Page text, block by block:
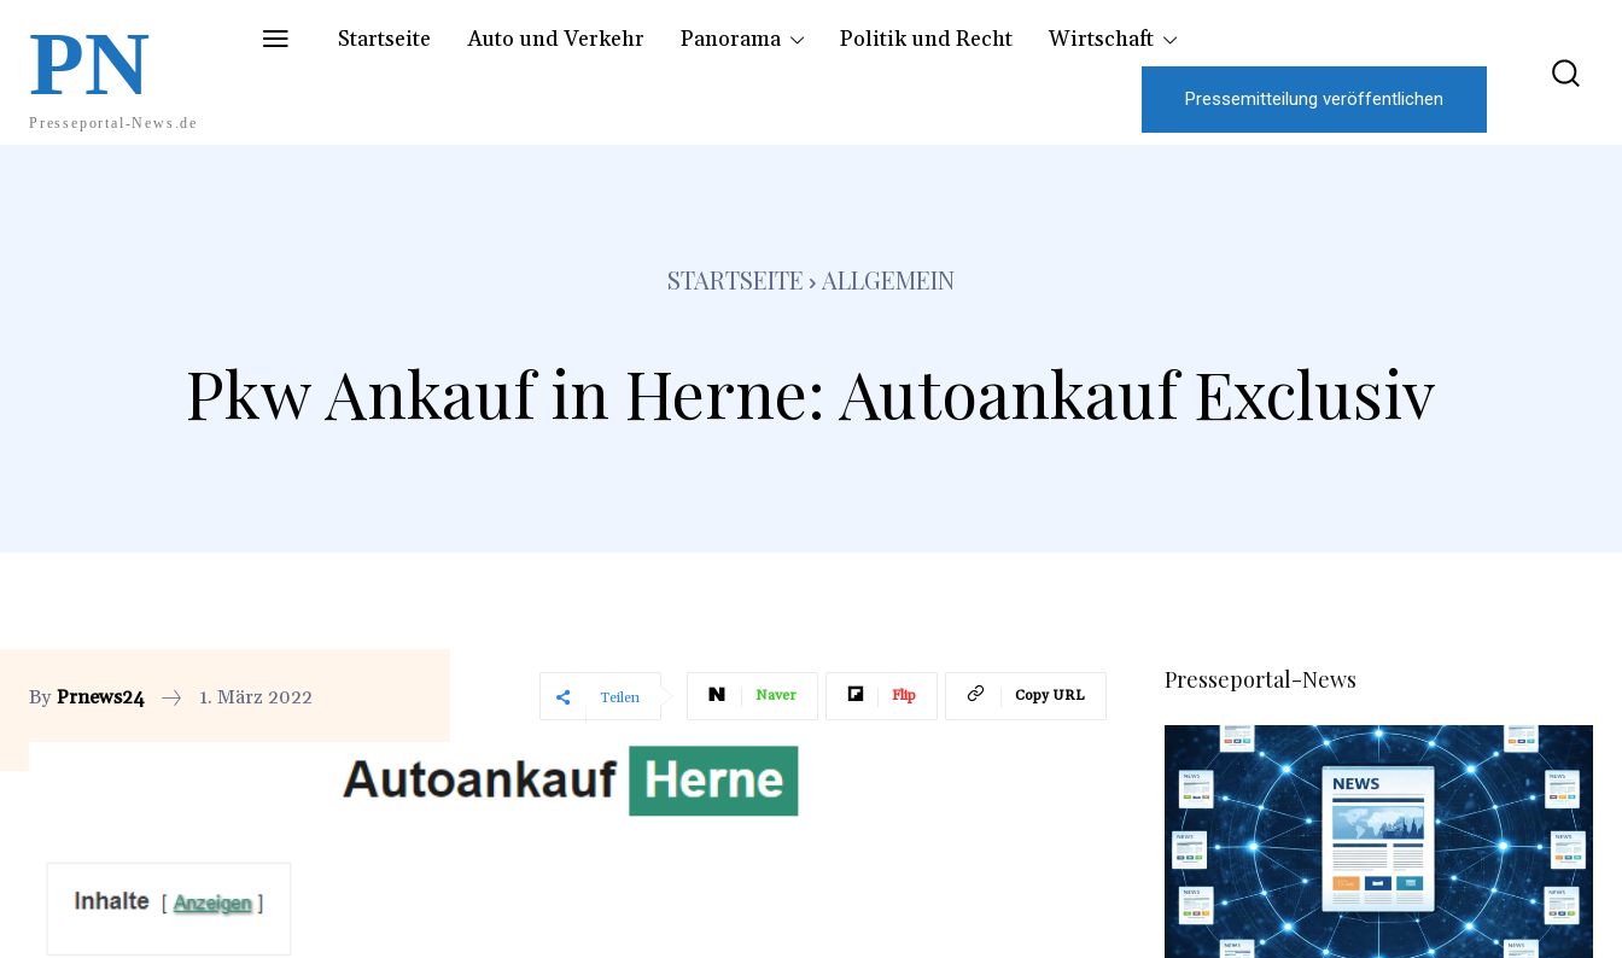
PN
Presseportal-News.de
Startseite Auto und Verkehr Panorama Politik und Recht Wirtschaft
Pressemitteilung veröffentlichen
STARTSEITE ALLGEMEIN
Pkw Ankauf in Herne: Autoankauf Exclusiv
By Prnews24 1. März 2022 Teilen Naver Flip Copy URL
Presseportal-News